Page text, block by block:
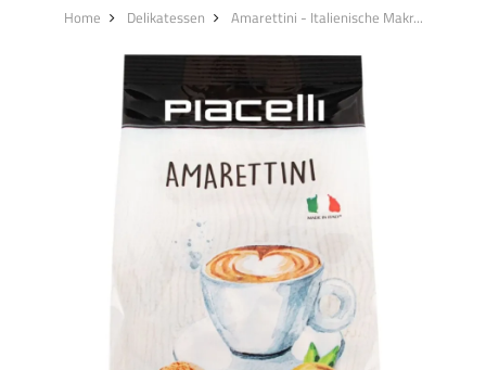
Home Delikatessen Amarettini - Italienische Makr...